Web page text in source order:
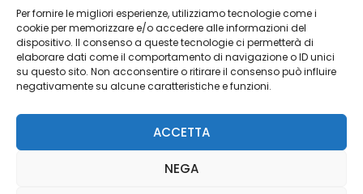
Per fornire le migliori esperienze, utilizziamo tecnologie come i
cookie per memorizzare e/o accedere alle informazioni del
dispositivo. Il consenso a queste tecnologie ci permetterà di
elaborare dati come il comportamento di navigazione o ID unici
su questo sito. Non acconsentire o ritirare il consenso può influire
negativamente su alcune caratteristiche e funzioni.
ACCETTA
NEGA
Cookie Policy
Risorse Aggiuntive